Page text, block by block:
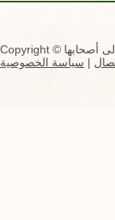
Copyright ©
| سياسة الخصوصية